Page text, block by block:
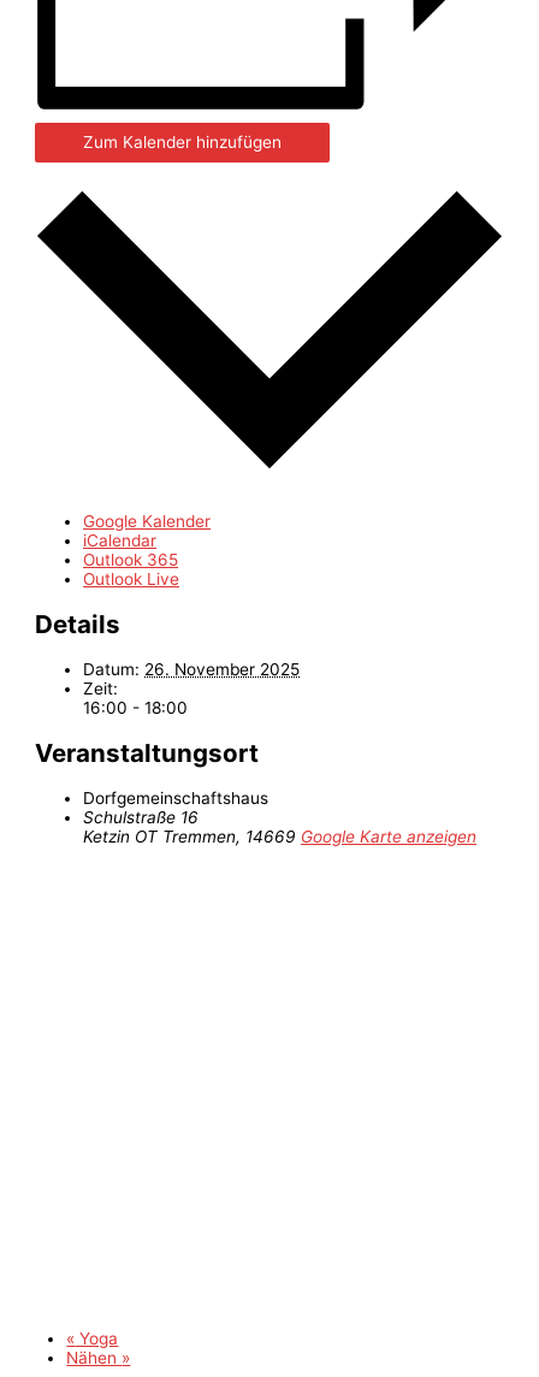
Zum Kalender hinzufügen
Google Kalender
iCalendar
Outlook 365
Outlook Live
Details
Datum: 26. November 2025
Zeit:
16:00 - 18:00
Veranstaltungsort
Dorfgemeinschaftshaus
Schulstraße 16
Ketzin OT Tremmen, 14669 Google Karte anzeigen
« Yoga
Nähen »